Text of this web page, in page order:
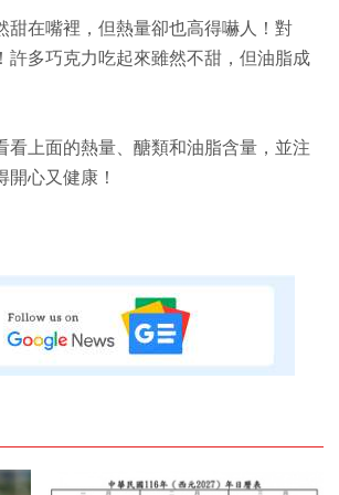
在嘴裡，但熱量卻也高得嚇人！對
多巧克力吃起來雖然不甜，但油脂成
上面的熱量、醣類和油脂含量，並注
心又健康！